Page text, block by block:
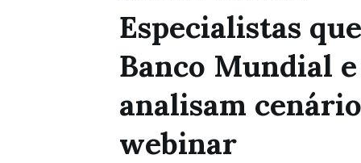
Especialistas
Banco Mundial
analisam
webinar